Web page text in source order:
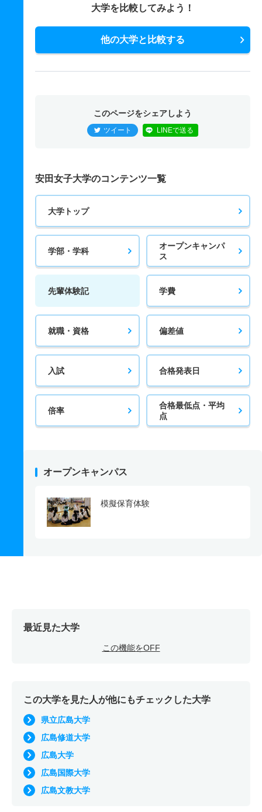
大学を比較してみよう！
他の大学と比較する
このページをシェアしよう
ツイート LINEで送る
安田女子大学のコンテンツ一覧
大学トップ
学部・学科
オープンキャンパ
ス
先輩体験記 学費
就職・資格 偏差値
入試 合格発表日
倍率
合格最低点・平均
点
オープンキャンパス
模擬保育体験
最近見た大学
この機能をOFF
この大学を見た人が他にもチェックした大学
県立広島大学
広島修道大学
広島大学
広島国際大学
広島文教大学